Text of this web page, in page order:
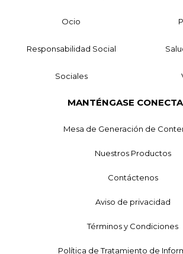
Ocio
Responsabilidad Social
Sociales
MANTÉNGASE
Mesa de Generación de
Nuestros Productos
Contáctenos
Aviso de privacidad
Términos y Condiciones
Política de Tratamiento de